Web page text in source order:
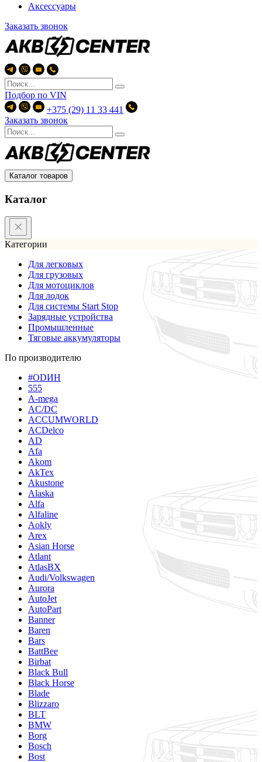
Аксессуары
Заказать звонок
Подбор по VIN
+375 (29) 11 33 441
Заказать звонок
Каталог товаров
Каталог
Категории
Для легковых
Для грузовых
Для мотоциклов
Для лодок
Для системы Start Stop
Зарядные устройства
Промышленные
Тяговые аккумуляторы
По производителю
#ODИН
555
A-mega
AC/DC
ACCUMWORLD
ACDelco
AD
Afa
Akom
AkTex
Akustone
Alaska
Alfa
Alfaline
Aokly
Arex
Asian Horse
Atlant
AtlasBX
Audi/Volkswagen
Aurora
AutoJet
AutoPart
Banner
Baren
Bars
BattBee
Birbat
Black Bull
Black Horse
Blade
Blizzaro
BLT
BMW
Borg
Bosch
Bost